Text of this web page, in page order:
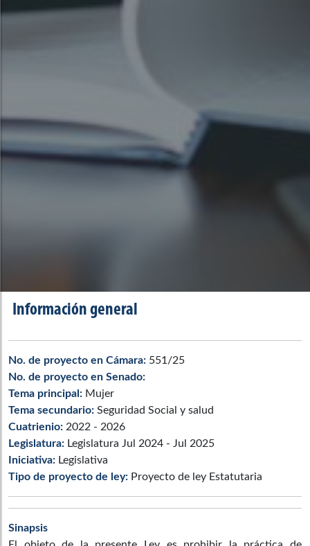
Información general
No. de proyecto en Cámara: 551/25
No. de proyecto en Senado:
Tema principal: Mujer
Tema secundario: Seguridad Social y salud
Cuatrienio: 2022 - 2026
Legislatura: Legislatura Jul 2024 - Jul 2025
Iniciativa: Legislativa
Tipo de proyecto de ley: Proyecto de ley Estatutaria
Sinapsis